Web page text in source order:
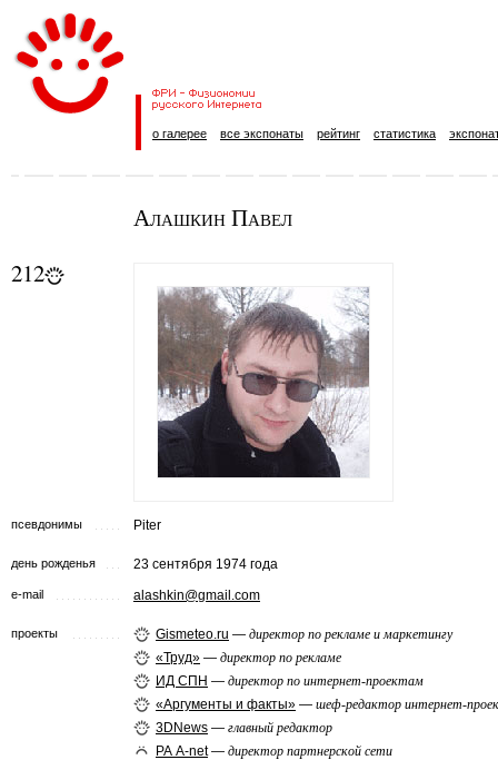
о галерее все экспонаты рейтинг статистика
Алашкин Павел
212
псевдонимы Piter
день рожденья 23 сентября 1974 года
e-mail alashkin@gmail.com
проекты Gismeteo.ru — директор по рекламе и маркетингу
«Труд» — директор по рекламе
ИД СПН — директор по интернет-проектам
«Аргументы и факты» — шеф-редактор интернет-
3DNews — главный редактор
РА A-net— директор партнерской сети